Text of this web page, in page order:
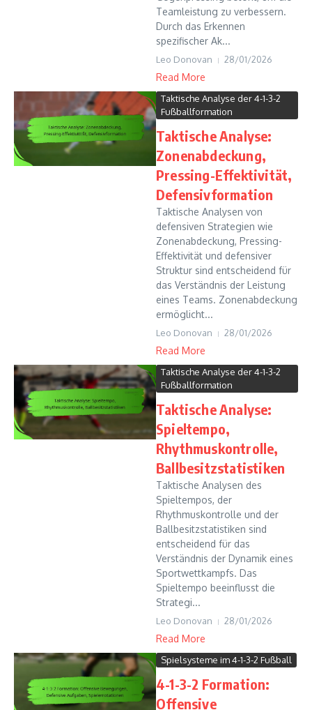
Teamleistung zu verbessern.
Durch das Erkennen
spezifischer Ak...
Leo Donovan 28/01/2026
Read More
Taktische Analyse der 4-1-3-2
Fußballformation
Taktische Analyse:
Zonenabdeckung,
Pressing-Effektivität,
Defensivformation
Taktische Analysen von
defensiven Strategien wie
Zonenabdeckung, Pressing-
Effektivität und defensiver
Struktur sind entscheidend für
das Verständnis der Leistung
eines Teams. Zonenabdeckung
ermöglicht...
Leo Donovan 28/01/2026
Read More
Taktische Analyse der 4-1-3-2
Fußballformation
Taktische Analyse:
Spieltempo,
Rhythmuskontrolle,
Ballbesitzstatistiken
Taktische Analysen des
Spieltempos, der
Rhythmuskontrolle und der
Ballbesitzstatistiken sind
entscheidend für das
Verständnis der Dynamik eines
Sportwettkampfs. Das
Spieltempo beeinflusst die
Strategi...
Leo Donovan 28/01/2026
Read More
Spielsysteme im 4-1-3-2 Fußball
4-1-3-2 Formation:
Offensive